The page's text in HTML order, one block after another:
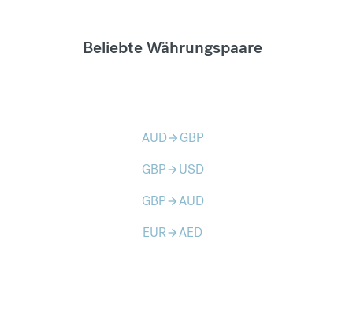
Beliebte Währungspaare
AUDarrow_forward GBP
GBParrow_forward USD
GBParrow_forwardAUD
EURarrow_forwardAED